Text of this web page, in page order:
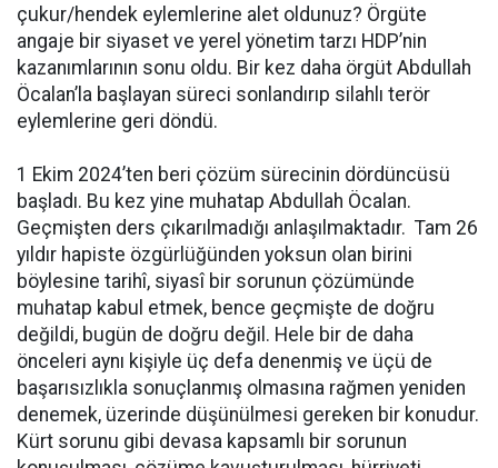
çukur/hendek eylemlerine alet oldunuz? Örgüte
angaje bir siyaset ve yerel yönetim tarzı HDP’nin
kazanımlarının sonu oldu. Bir kez daha örgüt Abdullah
Öcalan’la başlayan süreci sonlandırıp silahlı terör
eylemlerine geri döndü.
1 Ekim 2024’ten beri çözüm sürecinin dördüncüsü
başladı. Bu kez yine muhatap Abdullah Öcalan.
Geçmişten ders çıkarılmadığı anlaşılmaktadır. Tam 26
yıldır hapiste özgürlüğünden yoksun olan birini
böylesine tarihî, siyasî bir sorunun çözümünde
muhatap kabul etmek, bence geçmişte de doğru
değildi, bugün de doğru değil. Hele bir de daha
önceleri aynı kişiyle üç defa denenmiş ve üçü de
başarısızlıkla sonuçlanmış olmasına rağmen yeniden
denemek, üzerinde düşünülmesi gereken bir konudur.
Kürt sorunu gibi devasa kapsamlı bir sorunun